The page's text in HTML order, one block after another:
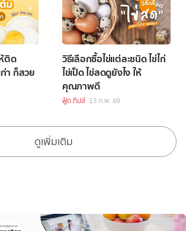
ติด
ก่า ก็สวย
วิธีเลือกซื้อไข่แต่ละชนิด ไข่ไก่
ไข่เป็ด ไข่สดดูยังไง ให้
คุณภาพดี
ฟู้ด ทิปส์ 13 ก.พ. 69
ดูเพิ่มเติม